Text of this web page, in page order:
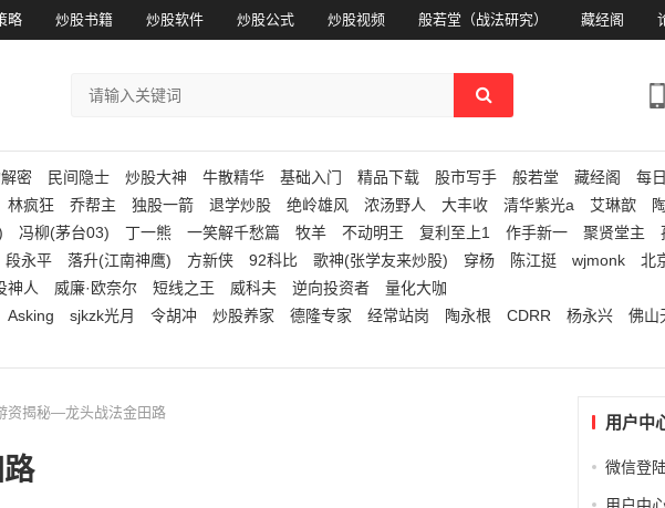
略 炒股书籍 炒股软件 炒股公式 炒股视频 般若堂（战法研究） 藏经阁
密 民间隐士 炒股大神 牛散精华 基础入门 精品下载 股市写手 般若堂 藏经阁 每
林疯狂 乔帮主 独股一箭 退学炒股 绝岭雄风 浓汤野人 大丰收 清华紫光a 艾琳歆
冯柳(茅台03) 丁一熊 一笑解千愁篇 牧羊 不动明王 复利至上1 作手新一 聚贤堂主
段永平 落升(江南神鹰) 方新侠 92科比 歌神(张学友来炒股) 穿杨 陈江挺 wjmonk
北
神人 威廉·欧奈尔 短线之王 威科夫 逆向投资者
量化大咖
Asking sjkzk光月 令胡冲 炒股养家 德隆专家 经常站岗 陶永根 CDRR 杨永兴 佛山
资揭秘—龙头战法金田路
用户中
微信登